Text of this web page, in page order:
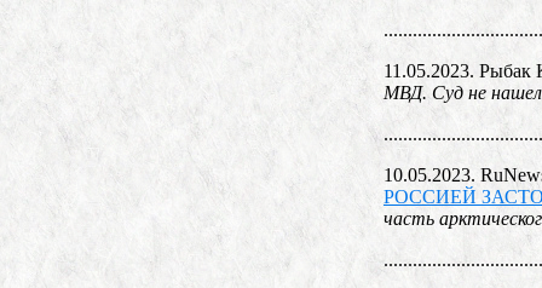
11.05.2023. Рыбак
МВД. Суд не нашел
10.05.2023.
РОССИЕЙ
часть